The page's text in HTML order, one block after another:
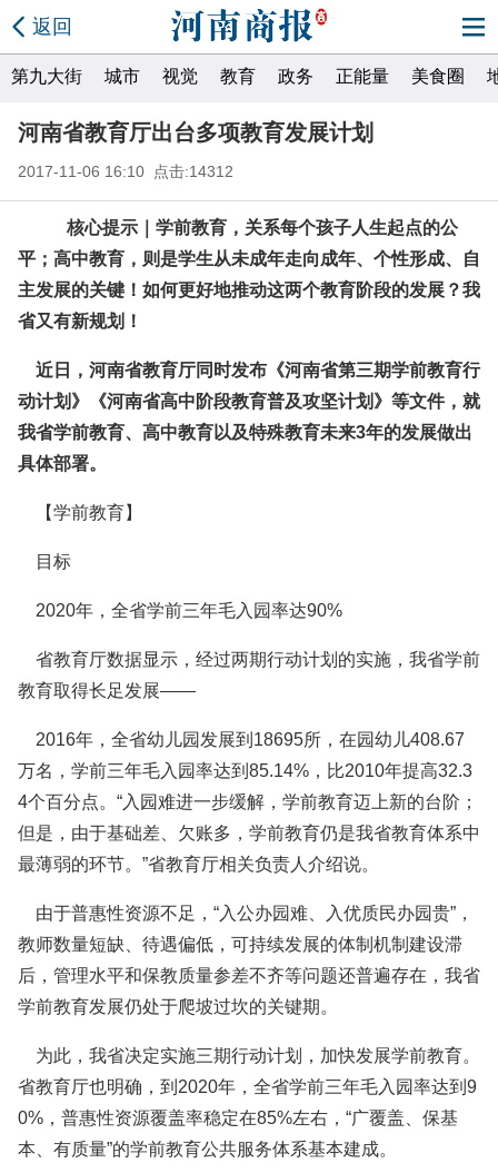
返回
第九大街 城市 视觉 教育 政务 正能量 美食圈
河南省教育厅出台多项教育发展计划
2017-11-06 16:10 点击:14312
核心提示｜学前教育，关系每个孩子人生起点的公
平；高中教育，则是学生从未成年走向成年、个性形成、自
主发展的关键！如何更好地推动这两个教育阶段的发展？我
省又有新规划！
近日，河南省教育厅同时发布《河南省第三期学前教育行
动计划》《河南省高中阶段教育普及攻坚计划》等文件，就
我省学前教育、高中教育以及特殊教育未来3年的发展做出
具体部署。
【学前教育】
目标
2020年，全省学前三年毛入园率达90%
省教育厅数据显示，经过两期行动计划的实施，我省学前
教育取得长足发展——
2016年，全省幼儿园发展到18695所，在园幼儿408.67
万名，学前三年毛入园率达到85.14%，比2010年提高32.3
4个百分点。“入园难进一步缓解，学前教育迈上新的台阶；
但是，由于基础差、欠账多，学前教育仍是我省教育体系中
最薄弱的环节。”省教育厅相关负责人介绍说。
由于普惠性资源不足，“入公办园难、入优质民办园贵”，
教师数量短缺、待遇偏低，可持续发展的体制机制建设滞
后，管理水平和保教质量参差不齐等问题还普遍存在，我省
学前教育发展仍处于爬坡过坎的关键期。
为此，我省决定实施三期行动计划，加快发展学前教育。
省教育厅也明确，到2020年，全省学前三年毛入园率达到9
0%，普惠性资源覆盖率稳定在85%左右，“广覆盖、保基
本、有质量”的学前教育公共服务体系基本建成。